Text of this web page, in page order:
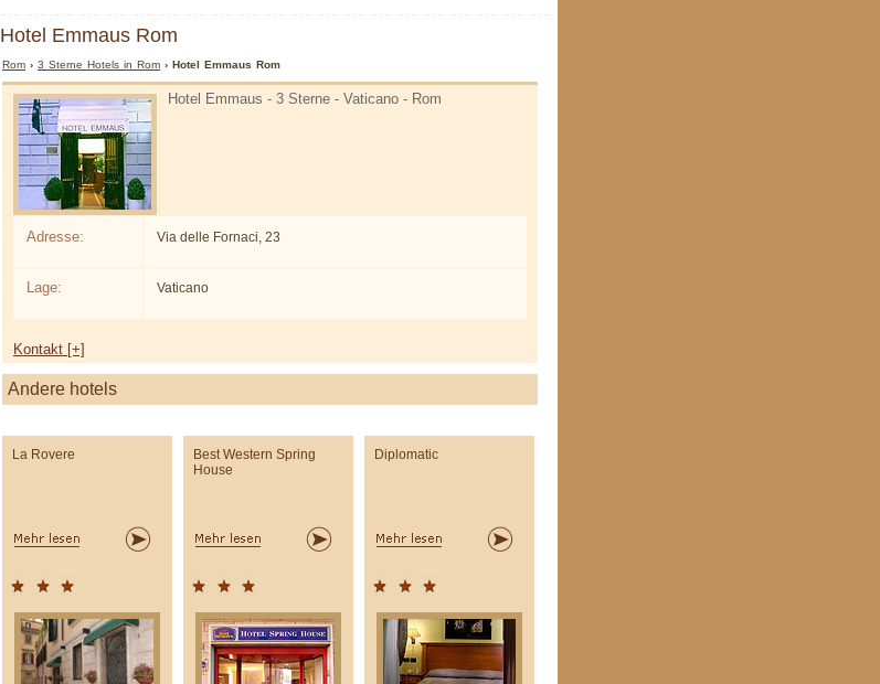
Hotel Emmaus Rom
Rom ›3 Sterne Hotels in Rom › Hotel Emmaus Rom
Hotel Emmaus - 3 Sterne - Vaticano - Rom
Adresse: Via delle Fornaci, 23
Lage: Vaticano
Kontakt [+]
Andere hotels
La Rovere
Best Western Spring
House
Diplomatic